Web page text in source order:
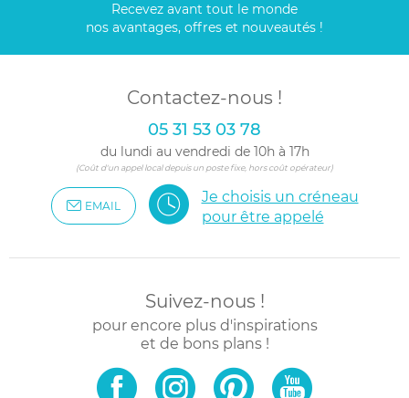
Recevez avant tout le monde
nos avantages, offres et nouveautés !
Contactez-nous !
05 31 53 03 78
du lundi au vendredi de 10h à 17h
(Coût d'un appel local depuis un poste fixe, hors coût opérateur)
EMAIL
Je choisis un créneau
pour être appelé
Suivez-nous !
pour encore plus d'inspirations
et de bons plans !